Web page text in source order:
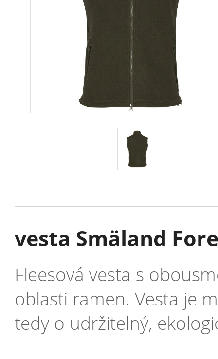
vesta Smäland
Fleesová vesta s
oblasti ramen. Vesta je
tedy o udržitelný,